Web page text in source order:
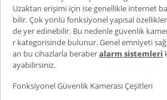
Uzaktan erişimi için ise genellikle internet
bilir. Çok yönlü fonksiyonel yapısal
de yer edinebilir. Bu nedenle güvenlik
r kategorisinde bulunur. Genel emniyeti
an bu cihazlarla beraberalarm sistemleri
ayabilirsiniz.
Fonksiyonel Güvenlik Kamerası Çeşitleri